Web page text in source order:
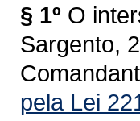
§ 1º O
Sargento,
pela Lei